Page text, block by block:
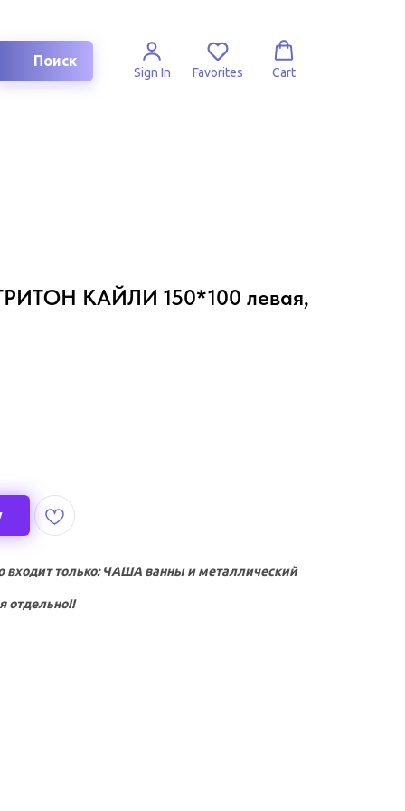
Поиск
Sign In Favorites Cart
КАЙЛИ 150*100 левая,
входит только: ЧАША ванны и металлический
отдельно!!